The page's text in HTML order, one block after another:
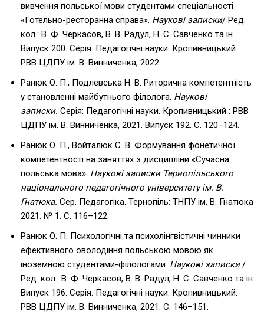
вивчення польської мови студентами спеціальності
«Готельно-ресторанна справа». Наукові записки/ Ред.
кол.: В. Ф. Черкасов, В. В. Радул, Н. С. Савченко та ін.
Випуск 200. Серія: Педагогічні науки. Кропивницький :
РВВ ЦДПУ ім. В. Винниченка, 2022.
Ранюк О. П., Подлевська Н. В. Риторична компетентність
у становленні майбутнього філолога. Наукові
записки. Серія: Педагогічні науки. Кропивницький : РВВ
ЦДПУ ім. В. Винниченка, 2021. Випуск 192. С. 120–124.
Ранюк О. П., Войталюк С. В. Формування фонетичної
компетентності на заняттях з дисципліни «Сучасна
польська мова». Наукові записки Тернопільського
національного педагогічного університету ім. В.
Гнатюка. Сер. Педагогіка. Тернопіль: ТНПУ ім. В. Гнатюка
2021. № 1. C. 116–122.
Ранюк О. П. Психологічні та психолінгвістичні чинники
ефективного оволодіння польською мовою як
іноземною студентами-філологами. Наукові записки/
Ред. кол.: В. Ф. Черкасов, В. В. Радул, Н. С. Савченко та ін.
Випуск 196. Серія: Педагогічні науки. Кропивницький:
РВВ ЦДПУ ім. В. Винниченка, 2021. С. 146–151.